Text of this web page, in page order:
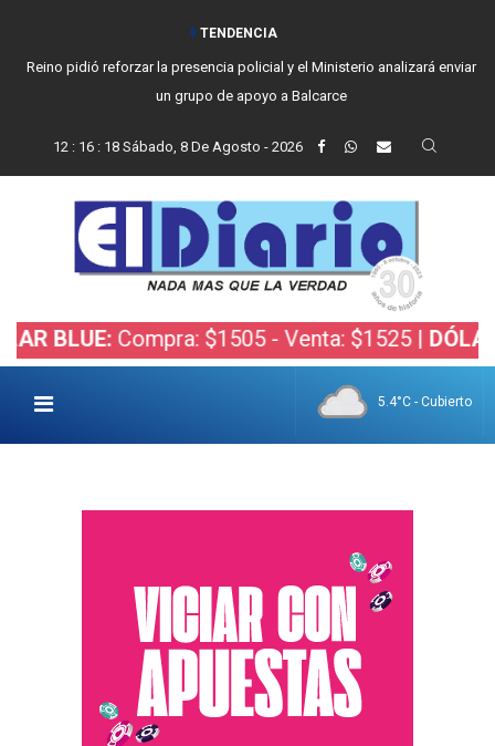
TENDENCIA
Reino pidió reforzar la presencia policial y el Ministerio analizará enviar
un grupo de apoyo a Balcarce
12 : 16 : 19 Sábado, 8 De Agosto - 2026
Compra: $1505 - Venta: $1525 |DÓLAR
5.4°C - Cubierto